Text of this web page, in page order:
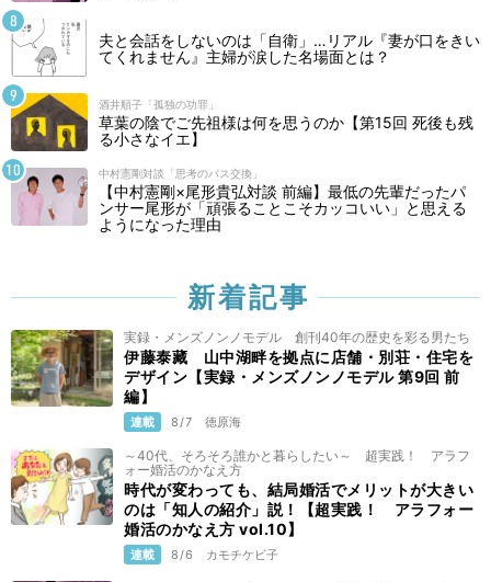
夫と会話をしないのは「自衛」…リアル『妻が口をきい
てくれません』主婦が涙した名場面とは？
酒井順子「孤独の功罪」
草葉の陰でご先祖様は何を思うのか【第15回 死後も残
る小さなイエ】
中村憲剛対談「思考のパス交換」
【中村憲剛×尾形貴弘対談 前編】最低の先輩だったパ
ンサー尾形が「頑張ることこそカッコいい」と思える
ようになった理由
新着記事
実録・メンズノンノモデル 創刊40年の歴史を彩る男たち
伊藤泰藏 山中湖畔を拠点に店舗・別荘・住宅を
デザイン【実録・メンズノンノモデル 第9回 前
編】
連載 8/7 徳原海
～40代、そろそろ誰かと暮らしたい～ 超実践！ アラフ
ォー婚活のかなえ方
時代が変わっても、結局婚活でメリットが大きい
のは「知人の紹介」説！【超実践！ アラフォー
婚活のかなえ方 vol.10】
連載 8/6 カモチケビ子